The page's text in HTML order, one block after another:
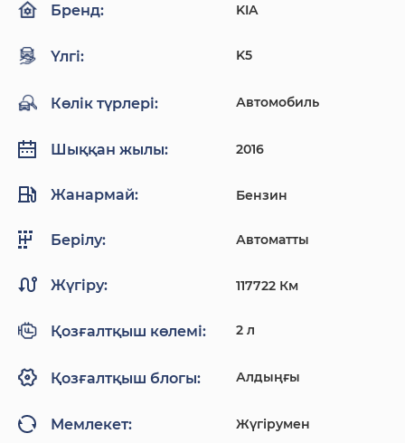
Бренд: KIA
Үлгі: K5
Көлік түрлері: Автомобиль
Шыққан жылы: 2016
Жанармай: Бензин
Берілу: Автоматты
Жүгіру: 117722 Км
Қозғалтқыш көлемі: 2 л
Қозғалтқыш блогы: Алдыңғы
Мемлекет: Жүгірумен